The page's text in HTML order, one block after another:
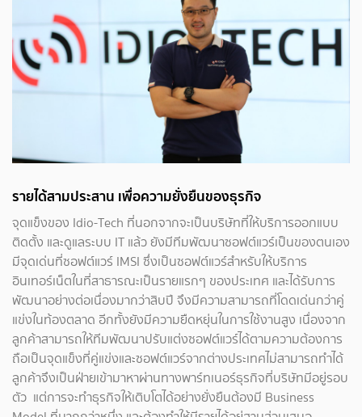
รายได้สามประสาน เพื่อความยั่งยืนของธุรกิจ
จุดแข็งของ Idio-Tech ที่นอกจากจะเป็นบริษัทที่ให้บริการออกแบบ
ติดตั้ง และดูแลระบบ IT แล้ว ยังมีทีมพัฒนาซอฟต์แวร์เป็นของตนเอง
มีจุดเด่นที่ซอฟต์แวร์ IMSI ซึ่งเป็นซอฟต์แวร์สำหรับให้บริการ
อินเทอร์เน็ตในที่สาธารณะเป็นรายแรกๆ ของประเทศ และได้รับการ
พัฒนาอย่างต่อเนื่องมากว่าสิบปี จึงมีความสามารถที่โดดเด่นกว่าคู่
แข่งในท้องตลาด อีกทั้งยังมีความยืดหยุ่นในการใช้งานสูง เนื่องจาก
ลูกค้าสามารถให้ทีมพัฒนาปรับแต่งซอฟต์แวร์ได้ตามความต้องการ
ถือเป็นจุดแข็งที่คู่แข่งและซอฟต์แวร์จากต่างประเทศไม่สามารถทำได้
ลูกค้าจึงเป็นฝ่ายเข้ามาหาผ่านทางพาร์ทเนอร์ธุรกิจที่บริษัทมีอยู่รอบ
ตัว แต่การจะทำธุรกิจให้เติบโตได้อย่างยั่งยืนต้องมี Business